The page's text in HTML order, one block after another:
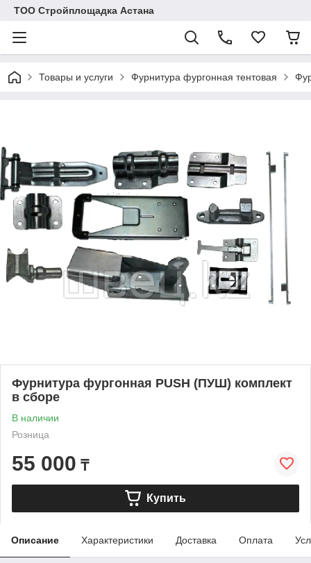
ТОО Стройплощадка Астана
Товары и услуги Фурнитура фургонная тентовая
Фурнитура фургонная PUSH (ПУШ) комплект
в сборе
В наличии
Розница
55 000 ₸
Купить
Описание Характеристики Доставка Оплата